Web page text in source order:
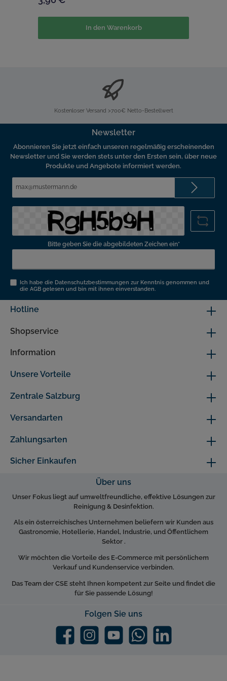
In den Warenkorb
Kostenloser Versand >700€ Netto-Bestellwert
Newsletter
Abonnieren Sie jetzt einfach unseren regelmäßig erscheinenden
Newsletter und Sie werden stets unter den Ersten sein, über neue
Produkte und Angebote informiert werden.
Bitte geben Sie die abgebildeten Zeichen ein*
Ich habe die Datenschutzbestimmungen zur Kenntnis genommen und
dieAGB gelesen und bin mit ihnen einverstanden.
Hotline
Shopservice
Information
Unsere Vorteile
Versandarten
Zahlungsarten
Zentrale Salzburg
Sicher Einkaufen
Über uns
Unser Fokus liegt auf umweltfreundliche, effektive Lösungen zur
Reinigung & Desinfektion.
Als ein österreichisches Unternehmen beliefern wir Kunden aus
Gastronomie, Hotellerie, Handel, Industrie, und Öffentlichem
Sektor .
Wir möchten die Vorteile des E-Commerce mit persönlichem
Verkauf und Kundenservice verbinden.
Das Team der CSE steht Ihnen kompetent zur Seite und findet die
für Sie passende Lösung!
Folgen Sie uns